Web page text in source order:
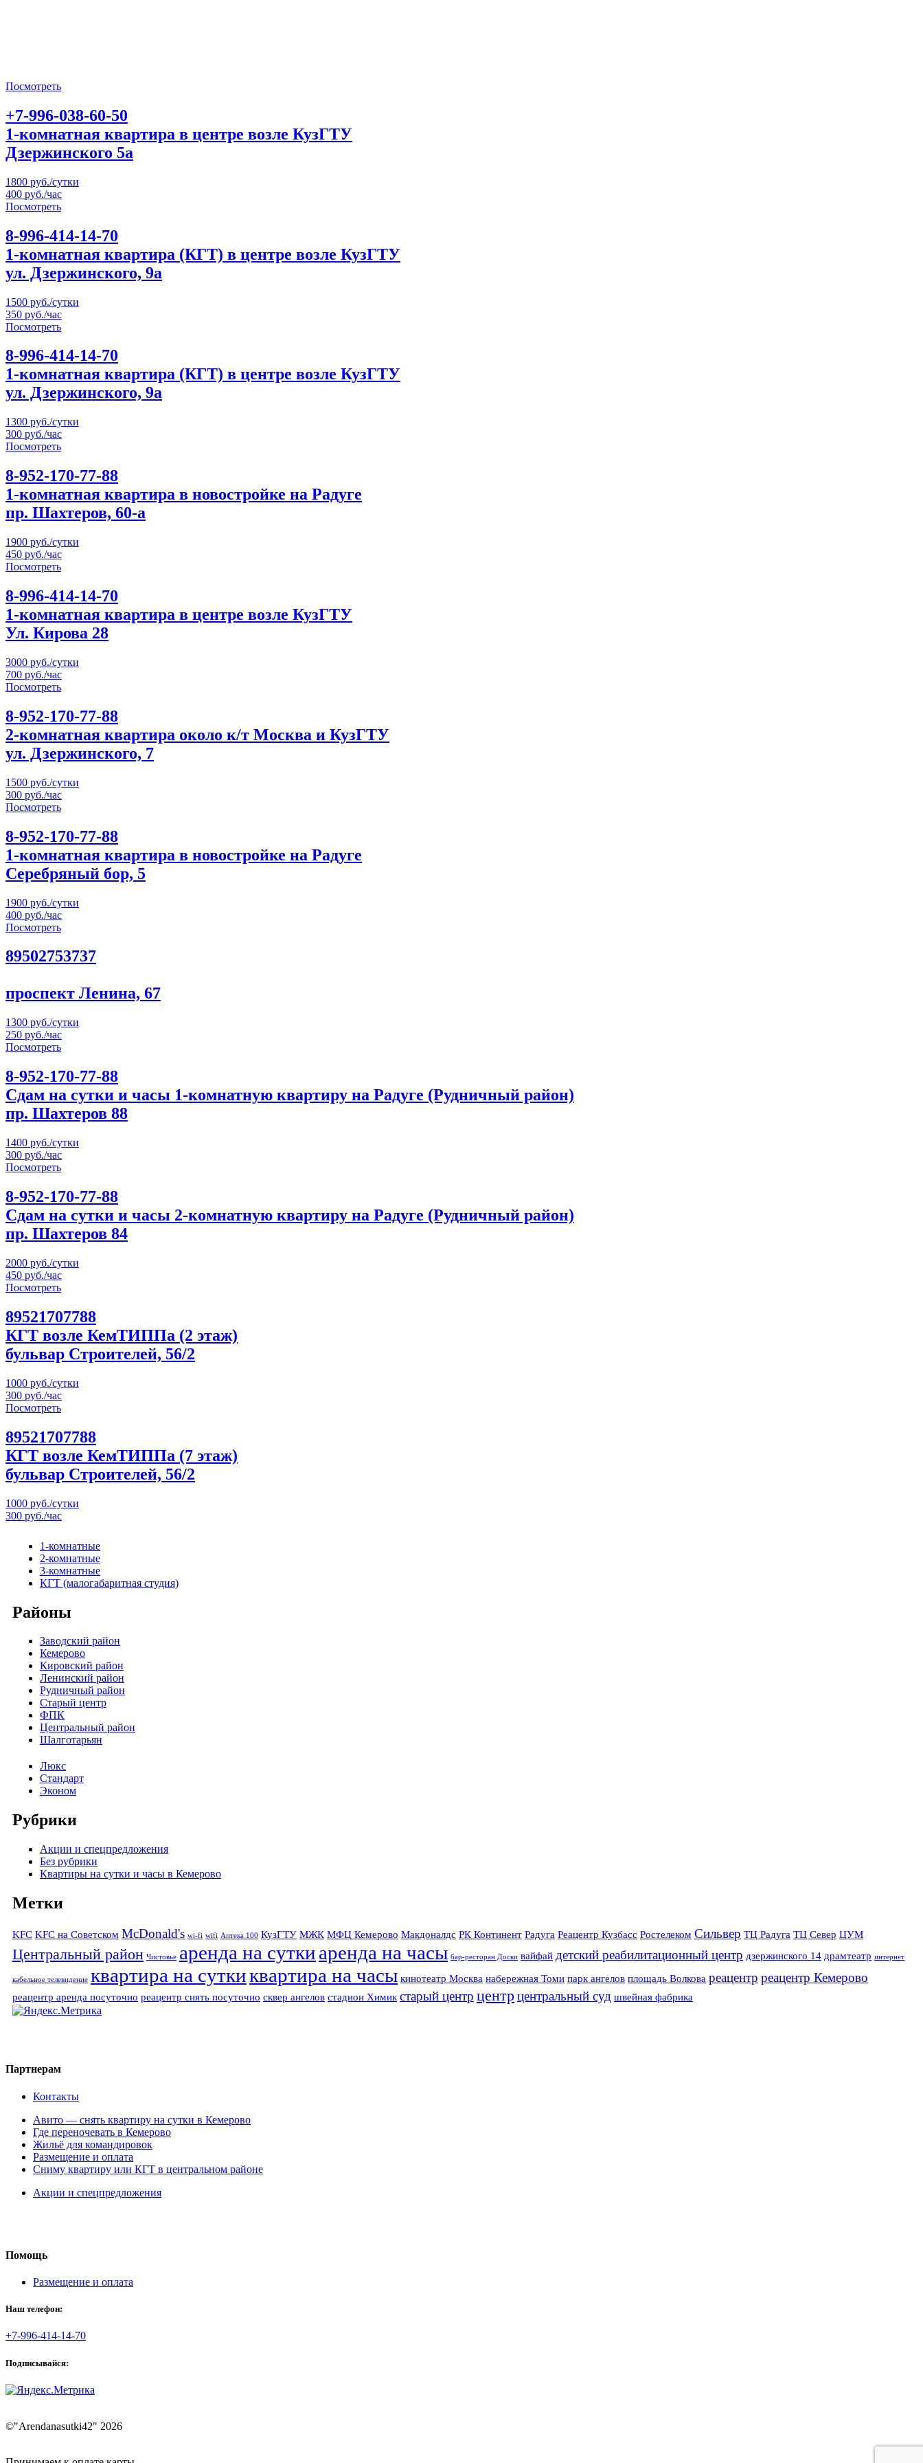
Посмотреть
+7-996-038-60-50
1-комнатная квартира в центре возле КузГТУ
Дзержинского 5а
1800 руб./сутки
400 руб./час
Посмотреть
8-996-414-14-70
1-комнатная квартира (КГТ) в центре возле КузГТУ
ул. Дзержинского, 9а
1500 руб./сутки
350 руб./час
Посмотреть
8-996-414-14-70
1-комнатная квартира (КГТ) в центре возле КузГТУ
ул. Дзержинского, 9а
1300 руб./сутки
300 руб./час
Посмотреть
8-952-170-77-88
1-комнатная квартира в новостройке на Радуге
пр. Шахтеров, 60-а
1900 руб./сутки
450 руб./час
Посмотреть
8-996-414-14-70
1-комнатная квартира в центре возле КузГТУ
Ул. Кирова 28
3000 руб./сутки
700 руб./час
Посмотреть
8-952-170-77-88
2-комнатная квартира около к/т Москва и КузГТУ
ул. Дзержинского, 7
1500 руб./сутки
300 руб./час
Посмотреть
8-952-170-77-88
1-комнатная квартира в новостройке на Радуге
Серебряный бор, 5
1900 руб./сутки
400 руб./час
Посмотреть
89502753737
проспект Ленина, 67
1300 руб./сутки
250 руб./час
Посмотреть
8-952-170-77-88
Сдам на сутки и часы 1-комнатную квартиру на Радуге (Рудничный район)
пр. Шахтеров 88
1400 руб./сутки
300 руб./час
Посмотреть
8-952-170-77-88
Сдам на сутки и часы 2-комнатную квартиру на Радуге (Рудничный район)
пр. Шахтеров 84
2000 руб./сутки
450 руб./час
Посмотреть
89521707788
КГТ возле КемТИППа (2 этаж)
бульвар Строителей, 56/2
1000 руб./сутки
300 руб./час
Посмотреть
89521707788
КГТ возле КемТИППа (7 этаж)
бульвар Строителей, 56/2
1000 руб./сутки
300 руб./час
1-комнатные
2-комнатные
3-комнатные
КГТ (малогабаритная студия)
Районы
Заводский район
Кемерово
Кировский район
Ленинский район
Рудничный район
Старый центр
ФПК
Центральный район
Шалготарьян
Люкс
Стандарт
Эконом
Рубрики
Акции и спецпредложения
Без рубрики
Квартиры на сутки и часы в Кемерово
Метки
KFC KFC на Советском McDonald's wi-fi wifi Аптека 100 КузГТУ МЖК МФЦ Кемерово Макдоналдс РК Континент Радуга Реацентр Кузбасс Ростелеком Сильвер ТЦ Радуга ТЦ Север ЦУМ
Центральный район Чистовье аренда на суткиаренда на часы бар-ресторан Доски вайфай детский реабилитационный центр дзержинского 14 драмтеатр интернет
кабельное телевидение квартира на суткиквартира на часы кинотеатр Москва набережная Томи парк ангелов площадь Волкова реацентр реацентр Кемерово
реацентр аренда посуточно реацентр снять посуточно сквер ангелов стадион Химик старый центр центрцентральный суд швейная фабрика
Партнерам
Контакты
Авито — снять квартиру на сутки в Кемерово
Где переночевать в Кемерово
Жильё для командировок
Размещение и оплата
Сниму квартиру или КГТ в центральном районе
Акции и спецпредложения
Помощь
Размещение и оплата
Наш телефон:
+7-996-414-14-70
Подписывайся:
©"Arendanasutki42" 2026